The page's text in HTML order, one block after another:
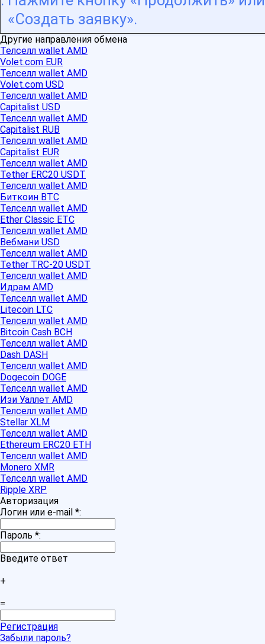
«Создать заявку».
Другие направления обмена
Телселл wallet AMD
Volet.com EUR
Телселл wallet AMD
Volet.com USD
Телселл wallet AMD
Capitalist USD
Телселл wallet AMD
Capitalist RUB
Телселл wallet AMD
Capitalist EUR
Телселл wallet AMD
Tether ERC20 USDT
Телселл wallet AMD
Биткоин BTC
Телселл wallet AMD
Ether Classic ETC
Телселл wallet AMD
Вебмани USD
Телселл wallet AMD
Tether TRC-20 USDT
Телселл wallet AMD
Идрам AMD
Телселл wallet AMD
Litecoin LTC
Телселл wallet AMD
Bitcoin Cash BCH
Телселл wallet AMD
Dash DASH
Телселл wallet AMD
Dogecoin DOGE
Телселл wallet AMD
Изи Уаллет AMD
Телселл wallet AMD
Stellar XLM
Телселл wallet AMD
Ethereum ERC20 ETH
Телселл wallet AMD
Monero XMR
Телселл wallet AMD
Ripple XRP
Авторизация
Логин или e-mail *:
Пароль *:
Введите ответ
+
=
Регистрация
Забыли пароль?